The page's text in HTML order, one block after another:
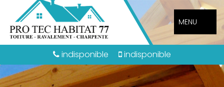
MENU
indisponible indisponible